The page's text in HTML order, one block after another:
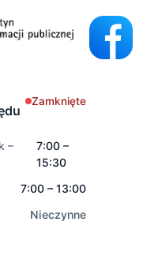
rodzinne oraz
Zamknięte
–
7:00 –
15:30
7:00 – 13:00
Nieczynne